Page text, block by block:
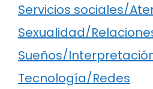
Servicios sociales/
Sexualidad/
Sueños/
Tecnología/Redes